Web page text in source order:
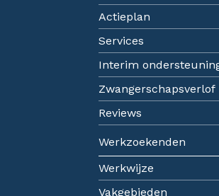
Actieplan
Services
Interim
Zwangerschapsverlof
Reviews
Werkzoekenden
Werkwijze
Vakgebieden